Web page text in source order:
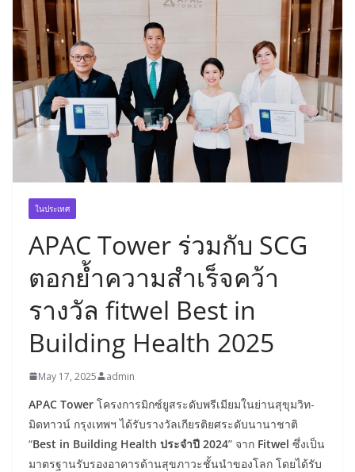
ในประเทศ
APAC Tower ร่วมกับ SCG
ตอกย้ำความสำเร็จคว้า
รางวัล fitwel Best in
Building Health 2025
May 17, 2025 admin
APAC Tower โครงการมิกซ์ยูสระดับพรีเมียมในย่านสุขุมวิท-
มิดทาวน์ กรุงเทพฯ ได้รับรางวัลเกียรติยศระดับนานาชาติ
“Best in Building Health ประจำปี 2024” จาก Fitwel ซึ่งเป็น
มาตรฐานรับรองอาคารด้านสุขภาวะชั้นนำของโลก โดยได้รับ